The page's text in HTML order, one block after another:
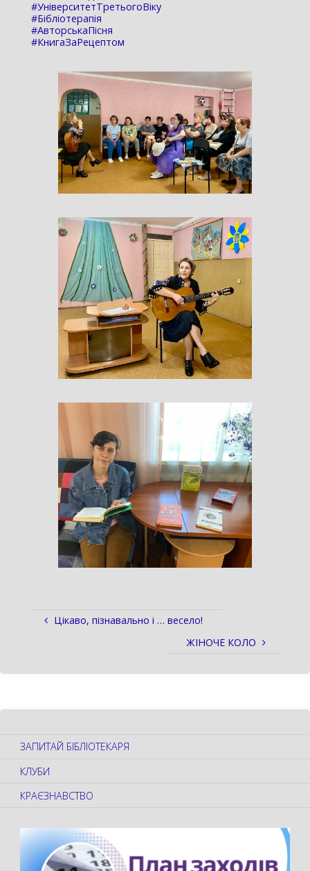
#УніверситетТретьогоВіку
#Бібліотерапія
#АвторськаПісня
#КнигаЗаРецептом
Цікаво, пізнавально і … весело!
ЖІНОЧЕ КОЛО
ЗАПИТАЙ БІБЛІОТЕКАРЯ
КЛУБИ
КРАЄЗНАВСТВО